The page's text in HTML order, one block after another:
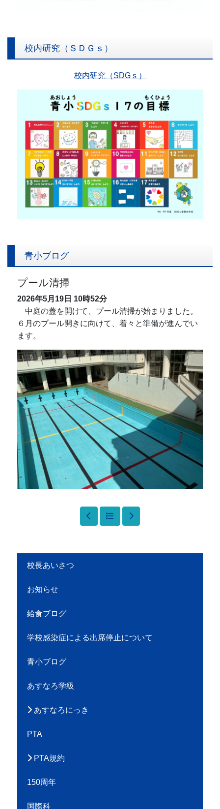
校長あいさつ
お知らせ
給食ブログ
学校感染症による出席停止について
青小ブログ
あすなろ学級
あすなろにっき
PTA
PTA規約
150周年
国際科
校内研究（ＳＤＧｓ）
校内研究（SDGｓ）
青小ブログ
プール清掃
2026年5月19日 10時52分
中庭の蓋を開けて、プール清掃が始まりました。
６月のプール開きに向けて、着々と準備が進んでい
ます。